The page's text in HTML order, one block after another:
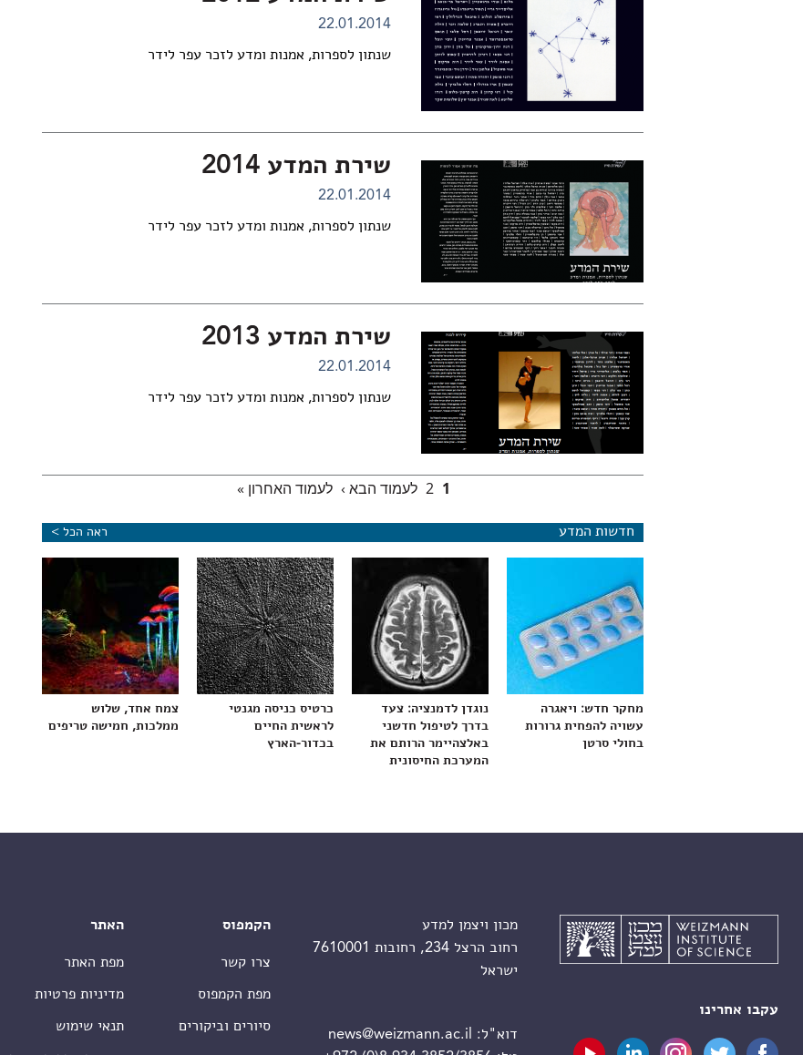
22.01.2014
שנתון לספרות, אמנות ומדע לזכר עפר לידר
שירת המדע 2014
22.01.2014
שנתון לספרות, אמנות ומדע לזכר עפר לידר
שירת המדע 2013
22.01.2014
שנתון לספרות, אמנות ומדע לזכר עפר לידר
1
2 לעמוד הבא › לעמוד האחרון »
חדשות המדע ראה הכל >
מחקר חדש: ויאגרה
עשויה להפחית גרורות
בחולי סרטן
נוגדן לדמנציה: צעד
בדרך לטיפול חדשני
באלצהיימר הרותם את
המערכת החיסונית
כרטיס כניסה מגנטי
לראשית החיים
בכדור-הארץ
צמח אחד, שלוש
ממלכות, חמישה טריפים
עקבו אחרינו
מכון ויצמן למדע
רחוב הרצל 234, רחובות 7610001
ישראל
דוא"ל:
news@weizmann.ac.il
הקמפוס
צרו קשר
מפת הקמפוס
סיורים וביקורים
האתר
מפת האתר
מדיניות פרטיות
תנאי שימוש